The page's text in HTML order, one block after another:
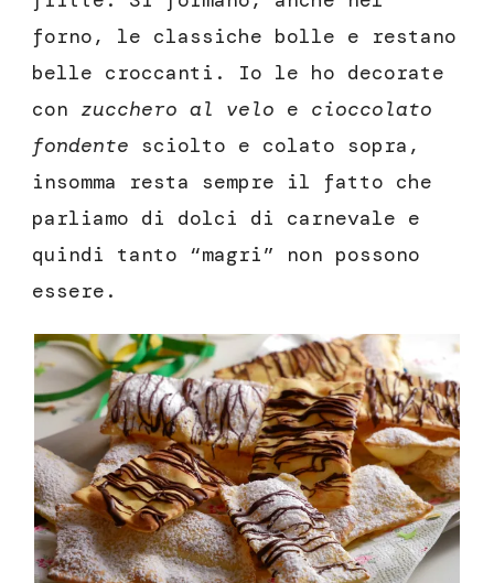
forno, le classiche bolle e restano
belle croccanti. Io le ho decorate
con zucchero al velo e cioccolato
fondente sciolto e colato sopra,
insomma resta sempre il fatto che
parliamo di dolci di carnevale e
quindi tanto “magri” non possono
essere.